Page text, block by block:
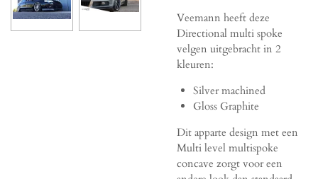
Veemann heeft deze
Directional multi spoke
velgen uitgebracht in 2
kleuren:
Silver machined
Gloss Graphite
Dit apparte design met een
Multi level multispoke
concave zorgt voor een